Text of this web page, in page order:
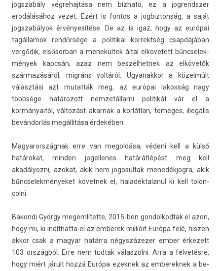
jogszabá­ly vég­rehaj­tása nem bízható, ez a jog­rendsz­er
erodálásához vezet. Ezért is fon­tos a jog­bizton­ság, a saját
jogszabályok érvényesítése. De az is igaz, hogy az európai
tagál­lamok rendőrsége a politikai kor­rektség csapdájában
vergődik, el­sősor­ban a menekültek által el­követett bűncselek­
mények kapcsán, azaz nem be­szél­hetnek az elkövetők
származásáról, migráns voltáról. Ugyanak­kor a közelmúlt
választási azt mutat­ták meg, az európai lakos­ság nagy
többsége határozott nem­zetál­lami politikát vár el a
kormányaitól, változást akar­nak a korlátlan, tömeges, illegális
bevándorlás megállítása érdekében.
Magyarország­nak erre van megol­dása, védeni kell a külső
határokat, mind­en jogel­lenes határátlépést meg kell
akadályoz­ni, azokat, akik nem jogosul­tak menedék­jogra, akik
bűncselek­ményeket követ­nek el, haladék­talanul ki kell tolon­
colni.
Bakon­di György megem­lítet­te, 2015-ben gon­dolkod­tak el azon,
hogy mi, ki in­dít­hatta el az em­berek millióit Európa felé, hisz­en
akkor csak a magyar határra négyszázezer ember érkezett
103 országból. Erre nem tud­tak válas­zolni. Arra a fel­vetés­re,
hogy miért járult hozzá Európa ezek­nek az em­berek­nek a be­